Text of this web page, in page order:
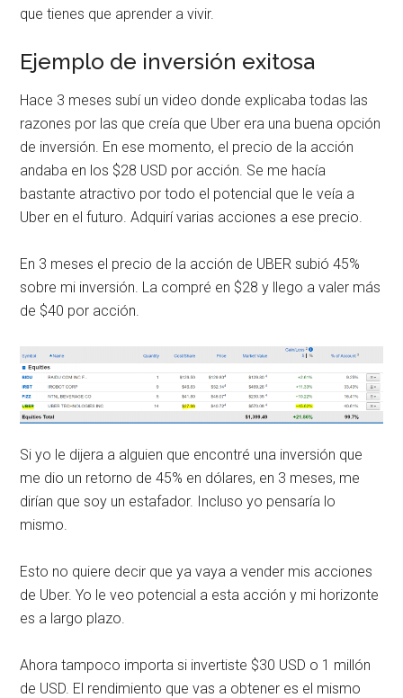
que tienes que aprender a vivir.
Ejemplo de inversión exitosa
Hace 3 meses subí un video donde explicaba todas las
razones por las que creía que Uber era una buena opción
de inversión. En ese momento, el precio de la acción
andaba en los $28 USD por acción. Se me hacía
bastante atractivo por todo el potencial que le veía a
Uber en el futuro. Adquirí varias acciones a ese precio.
En 3 meses el precio de la acción de UBER subió 45%
sobre mi inversión. La compré en $28 y llego a valer más
de $40 por acción.
Si yo le dijera a alguien que encontré una inversión que
me dio un retorno de 45% en dólares, en 3 meses, me
dirían que soy un estafador. Incluso yo pensaría lo
mismo.
Esto no quiere decir que ya vaya a vender mis acciones
de Uber. Yo le veo potencial a esta acción y mi horizonte
es a largo plazo.
Ahora tampoco importa si invertiste $30 USD o 1 millón
de USD. El rendimiento que vas a obtener es el mismo